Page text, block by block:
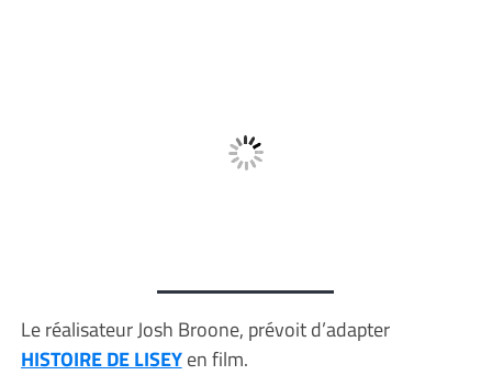
Le réalisateur Josh Broone, prévoit d’adapter
HISTOIRE DE LISEYen film.